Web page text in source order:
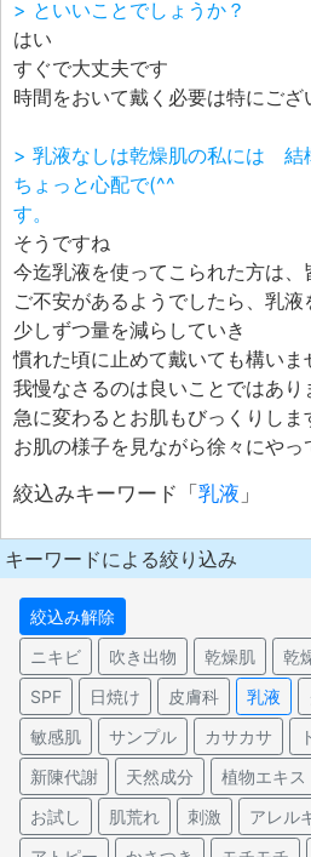
> といいことでしょうか？
はい
すぐで大丈夫です
時間をおいて戴く必要は特にござ
> 乳液なしは乾燥肌の私には 結
ちょっと心配で(^^ゞ よ
す。
そうですね
今迄乳液を使ってこられた方は
ご不安があるようでしたら、乳液
少しずつ量を減らしていき
慣れた頃に止めて戴いても構いま
我慢なさるのは良いことではあり
急に変わるとお肌もびっくりしま
お肌の様子を見ながら徐々にやっ
絞込みキーワード「 乳液 」
キーワードによる絞り込み
絞込み解除
ニキビ
吹き出物 乾燥肌 乾
SPF
日焼け 皮膚科 乳液
敏感肌
サンプル カサカサ
新陳代謝
天然成分 植物エキス
お試し
肌荒れ 刺激 アレル